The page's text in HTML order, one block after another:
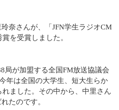
奈さんが、「JFN学生ラジオCM
を受賞しました。
局が加盟する全国FM放送協議会
年は全国の大学生、短大生らか
ました。その中から、中里さん
たのです。